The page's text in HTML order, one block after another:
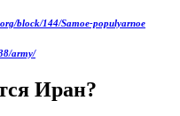
block/144/Samoe-populyarnoe
army/
Иран?